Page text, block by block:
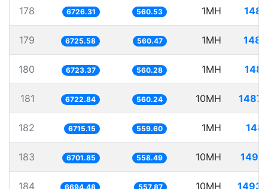
178 6726.31 560.53 1MH
179 6725.58 560.47 1MH
180 6723.37 560.28 1MH
181 6722.84 560.24 10MH
182 6715.15 559.60 1MH
183 6701.85 558.49 10MH
184 6694.48 557.87 10MH